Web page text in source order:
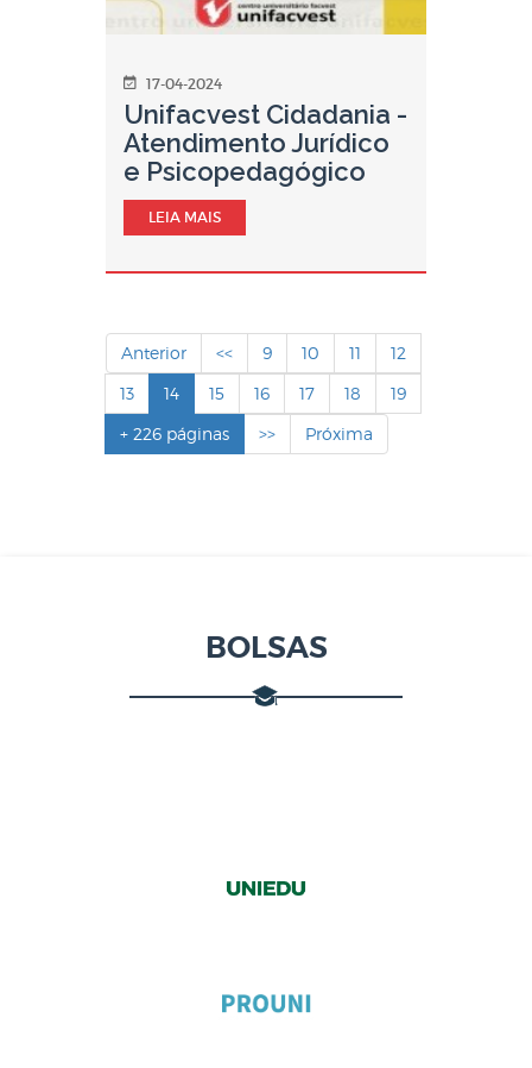
17-04-2024
Unifacvest Cidadania -
Atendimento Jurídico
e Psicopedagógico
LEIA MAIS
Anterior << 9 10 11
12
13
14 15 16 17 18
19
+ 226 páginas
>> Próxima
BOLSAS